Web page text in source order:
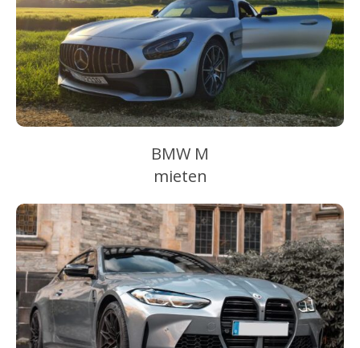
BMW M
mieten